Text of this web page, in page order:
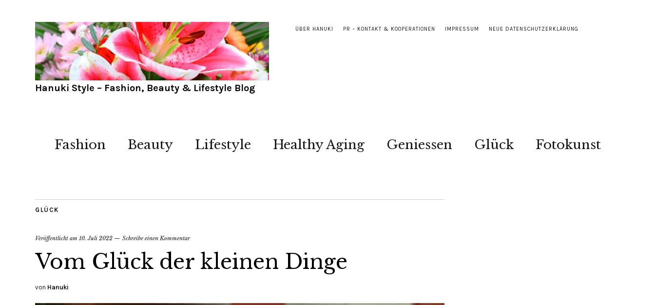
ÜBER HANUKI PR – KONTAKT & KOOPERATIONEN IMPRESSUM NEUE DATENSCHUTZERKLÄRUNG
Hanuki Style – Fashion, Beauty & Lifestyle Blog
Fashion Beauty Lifestyle Healthy Aging Geniessen Glück Fotokunst
GLÜCK
Veröffentlicht am 10. Juli 2022 Schreibe einen Kommentar
Vom Glück der kleinen Dinge
von Hanuki